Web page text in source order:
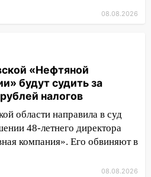
на пляже и
мужчина
страйкбольную
область
непогода: град
08.08.2026
«Нефтяной
будут судить за
налогов
области направила в суд
48-летнего директора
компания». Его обвиняют в
08.08.2026